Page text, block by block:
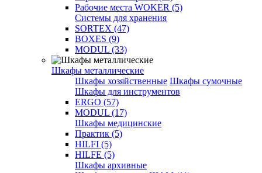
Рабочие места WOKER (5)
Системы для хранения
SORTEX (47)
BOXES (9)
MODUL (33)
Шкафы металлические
Шкафы хозяйственные Шкафы сумочные
Шкафы для инструментов
ERGO (57)
MODUL (17)
Шкафы медицинские
Практик (5)
HILFI (5)
HILFE (5)
Шкафы архивные